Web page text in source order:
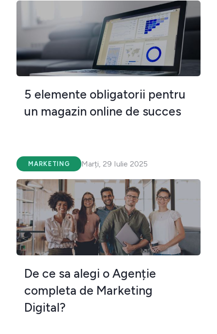
5 elemente obligatorii pentru
un magazin online de succes
MARKETING Marți, 29 Iulie 2025
De ce sa alegi o Agenție
completa de Marketing
Digital?